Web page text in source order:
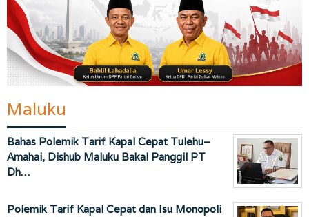
Maluku
Bahas Polemik Tarif Kapal Cepat Tulehu–
Amahai, Dishub Maluku Bakal Panggil PT
Dh…
Polemik Tarif Kapal Cepat dan Isu Monopoli